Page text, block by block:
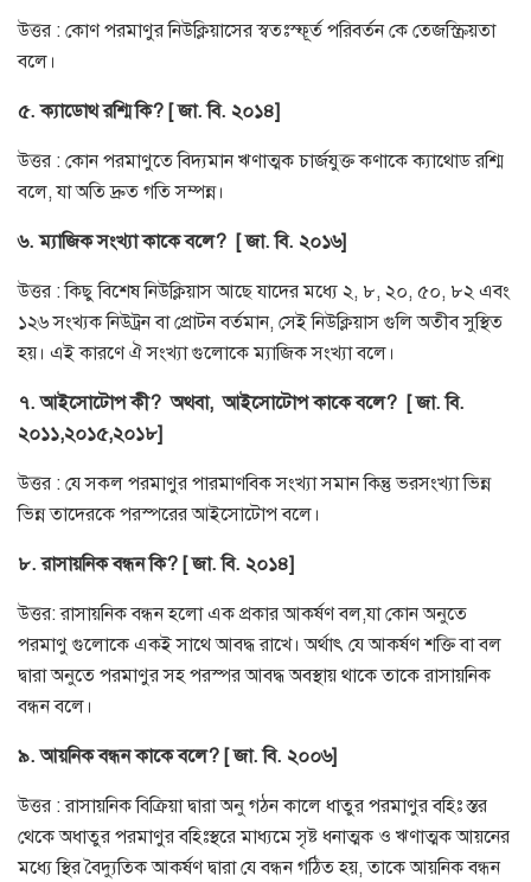
উত্তর : কোণ পরমাণুর নিউক্লিয়াসের স্বতঃস্ফূর্ত পরিবর্তন কে তেজস্ক্রিয়তা
বলে।
৫. ক্যাডোথ রশ্মি কি? [ জা. বি. ২০১৪]
উত্তর : কোন পরমাণুতে বিদ্যমান ঋণাত্মক চার্জযুক্ত কণাকে ক্যাথোড রশ্মি
বলে, যা অতি দ্রুত গতি সম্পন্ন।
৬. ম্যাজিক সংখ্যা কাকে বলে? [ জা. বি. ২০১৬]
উত্তর : কিছু বিশেষ নিউক্লিয়াস আছে যাদের মধ্যে ২, ৮, ২০, ৫০, ৮২ এবং
১২৬ সংখ্যক নিউট্রন বা প্রোটন বর্তমান, সেই নিউক্লিয়াস গুলি অতীব সুস্থিত
হয়। এই কারণে ঐ সংখ্যা গুলোকে ম্যাজিক সংখ্যা বলে।
৭. আইসোটোপ কী? অথবা, আইসোটোপ কাকে বলে? [ জা. বি.
২০১১,২০১৫,২০১৮]
উত্তর : যে সকল পরমাণুর পারমাণবিক সংখ্যা সমান কিন্তু ভরসংখ্যা ভিন্ন
ভিন্ন তাদেরকে পরস্পরের আইসোটোপ বলে।
৮. রাসায়নিক বন্ধন কি? [ জা. বি. ২০১৪]
উত্তর: রাসায়নিক বন্ধন হলো এক প্রকার আকর্ষণ বল,যা কোন অনুতে
পরমাণু গুলোকে একই সাথে আবদ্ধ রাখে। অর্থাৎ যে আকর্ষণ শক্তি বা বল
দ্বারা অনুতে পরমাণুর সহ পরস্পর আবদ্ধ অবস্থায় থাকে তাকে রাসায়নিক
বন্ধন বলে।
৯. আয়নিক বন্ধন কাকে বলে? [ জা. বি. ২০০৬]
উত্তর : রাসায়নিক বিক্রিয়া দ্বারা অনু গঠন কালে ধাতুর পরমাণুর বহিঃ স্তর
থেকে অধাতুর পরমাণুর বহিঃস্থরে মাধ্যমে সৃষ্ট ধনাত্মক ও ঋণাত্মক আয়নের
মধ্যে স্থির বৈদ্যুতিক আকর্ষণ দ্বারা যে বন্ধন গঠিত হয়, তাকে আয়নিক বন্ধন